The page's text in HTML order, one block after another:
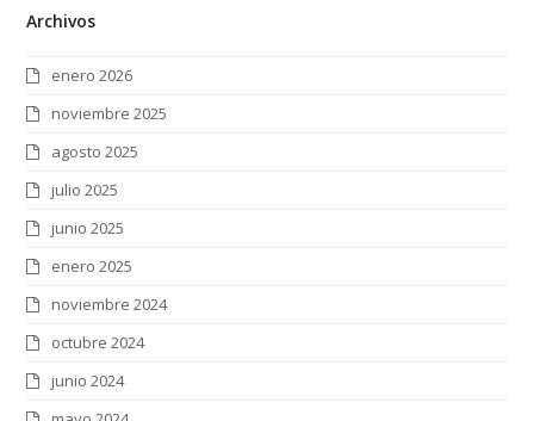
Archivos
enero 2026
noviembre 2025
agosto 2025
julio 2025
junio 2025
enero 2025
noviembre 2024
octubre 2024
junio 2024